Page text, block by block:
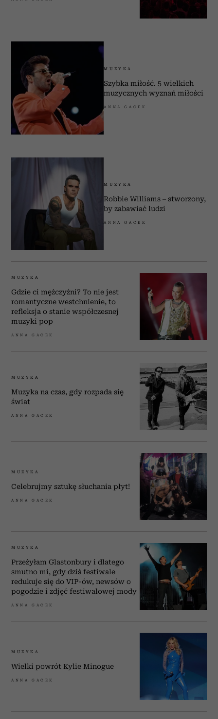
MUZYKA
Szybka miłość. 5 wielkich
muzycznych wyznań miłości
ANNA GACEK
MUZYKA
Robbie Williams – stworzony,
by zabawiać ludzi
ANNA GACEK
MUZYKA
Gdzie ci mężczyźni? To nie jest
romantyczne westchnienie, to
refleksja o stanie współczesnej
muzyki pop
ANNA GACEK
MUZYKA
Muzyka na czas, gdy rozpada się
świat
ANNA GACEK
MUZYKA
Celebrujmy sztukę słuchania płyt!
ANNA GACEK
MUZYKA
Przeżyłam Glastonbury i dlatego
smutno mi, gdy dziś festiwale
redukuje się do VIP-ów, newsów o
pogodzie i zdjęć festiwalowej mody
ANNA GACEK
MUZYKA
Wielki powrót Kylie Minogue
ANNA GACEK